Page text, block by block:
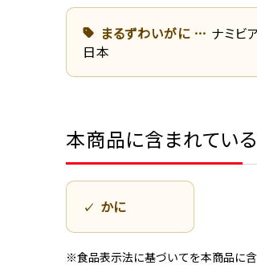
まるずわいがに
ナミビア
日本
本商品に含まれてい
かに
※食品表示法に基づいてを本商品に